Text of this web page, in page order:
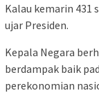
Kalau kemarin 431
ujar Presiden.
Kepala Negara
berdampak baik
perekonomian